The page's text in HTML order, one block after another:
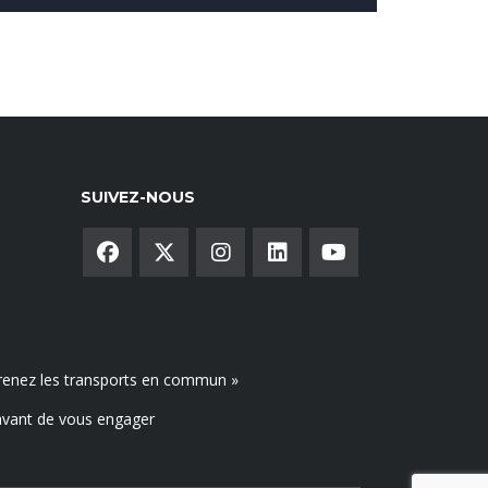
SUIVEZ-NOUS
les transports en commun »
de vous engager